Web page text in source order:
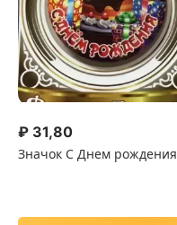
₽ 31,80
Значок С Днем рождения